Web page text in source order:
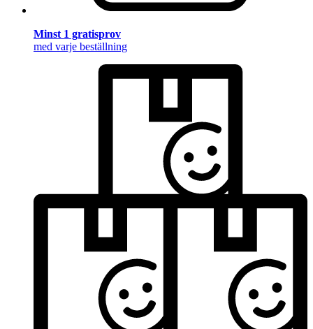
Minst 1 gratisprov
med varje beställning